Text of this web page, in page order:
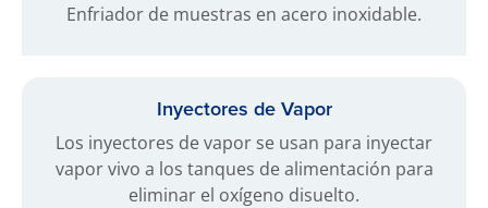
Enfriador de muestras en acero inoxidable.
Inyectores de Vapor
Los inyectores de vapor se usan para inyectar
vapor vivo a los tanques de alimentación para
eliminar el oxígeno disuelto.